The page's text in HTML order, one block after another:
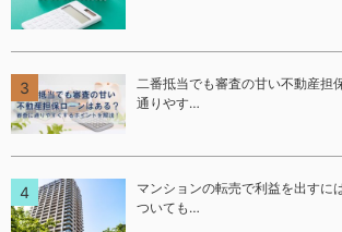
二番抵当でも審査の甘い不動産担
通りやす…
マンションの転売で利益を出すに
ついても…